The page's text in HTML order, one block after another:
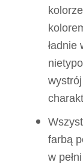
ładnie
farbą
w